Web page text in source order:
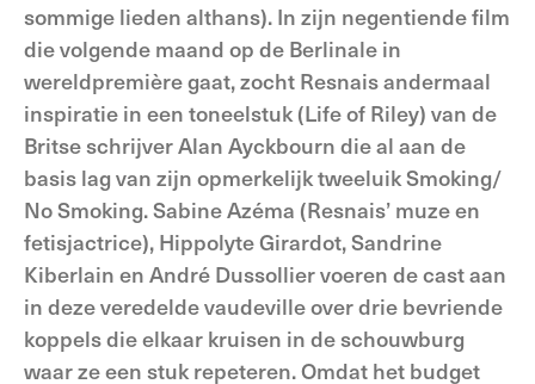
sommige lieden althans). In zijn negentiende film
die volgende maand op de Berlinale in
wereldpremière gaat, zocht Resnais andermaal
inspiratie in een toneelstuk (Life of Riley) van de
Britse schrijver Alan Ayckbourn die al aan de
basis lag van zijn opmerkelijk tweeluik Smoking/
No Smoking. Sabine Azéma (Resnais’ muze en
fetisjactrice), Hippolyte Girardot, Sandrine
Kiberlain en André Dussollier voeren de cast aan
in deze veredelde vaudeville over drie bevriende
koppels die elkaar kruisen in de schouwburg
waar ze een stuk repeteren. Omdat het budget